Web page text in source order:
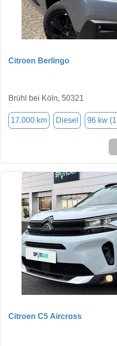
Citroen Berlingo
Brühl bei Köln, 50321
17.000 km Diesel 96 kw
Citroen C5 Aircross